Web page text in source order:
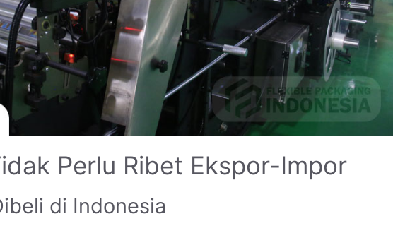
Perlu Ribet Ekspor-Impor
di Indonesia